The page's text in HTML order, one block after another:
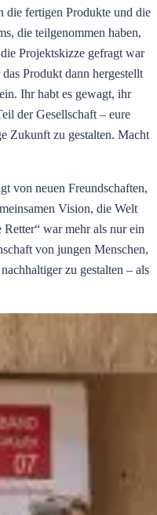
die fertigen Produkte und die
die teilgenommen haben,
Projektskizze gefragt war
Produkt dann hergestellt
Ihr habt es gewagt, ihr
der Gesellschaft – eure
Zukunft zu gestalten. Macht
von neuen Freundschaften,
Vision, die Welt
Retter“ war mehr als nur ein
von jungen Menschen,
zu gestalten – als